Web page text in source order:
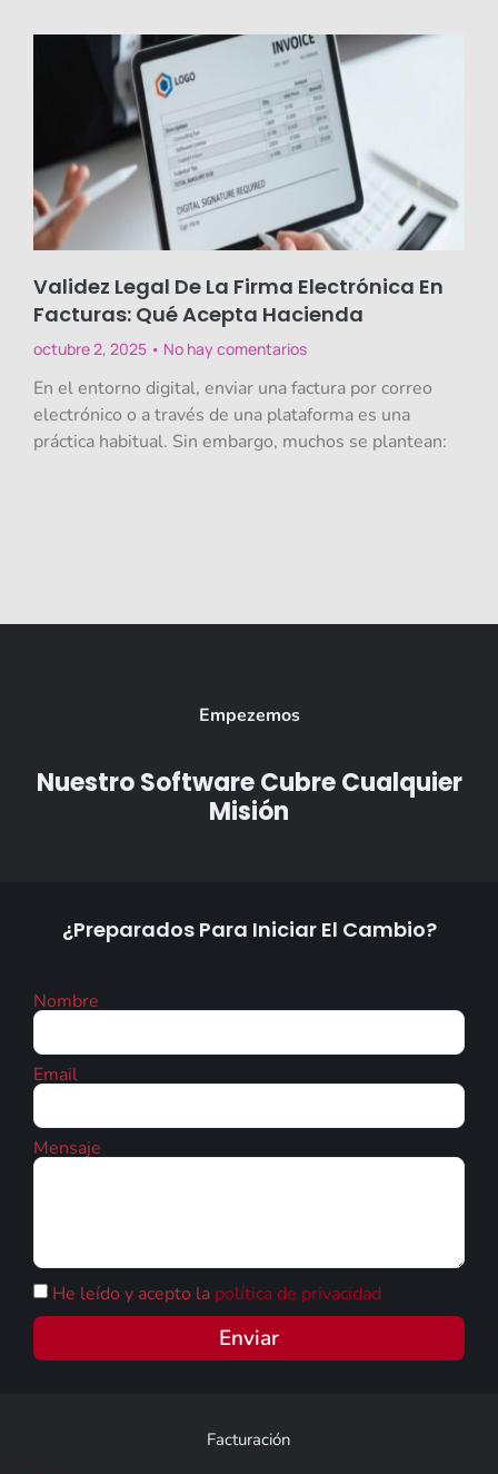
Validez Legal De La Firma Electrónica En
Facturas: Qué Acepta Hacienda
octubre 2, 2025 No hay comentarios
En el entorno digital, enviar una factura por correo
electrónico o a través de una plataforma es una
práctica habitual. Sin embargo, muchos se plantean:
Empezemos
Nuestro Software Cubre Cualquier
Misión
Facturación
¿Preparados Para Iniciar El Cambio?
Nombre
Email
Mensaje
He leído y acepto la política de privacidad
Enviar